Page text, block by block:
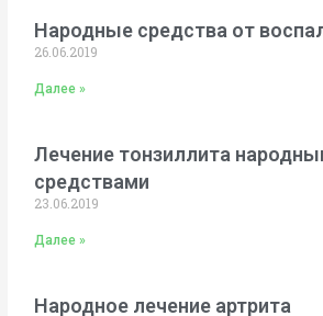
Народные средства от
26.06.2019
Далее »
Лечение тонзиллита
средствами
23.06.2019
Далее »
Народное лечение артрита